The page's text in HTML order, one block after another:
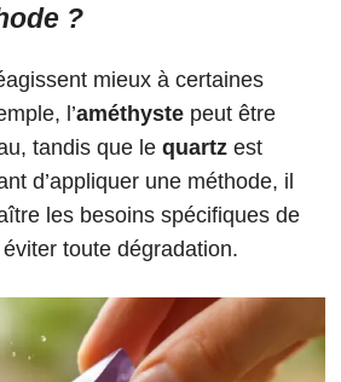
?
mieux à certaines
l’améthyste peut être
tandis que le quartz est
d’appliquer une méthode, il
les besoins spécifiques de
toute dégradation.